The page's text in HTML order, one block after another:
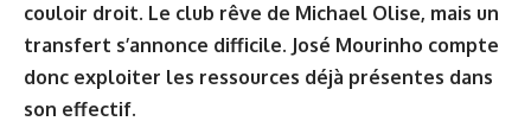
couloir droit. Le club rêve de Michael Olise, mais un
transfert s’annonce difficile. José Mourinho compte
donc exploiter les ressources déjà présentes dans
son effectif.